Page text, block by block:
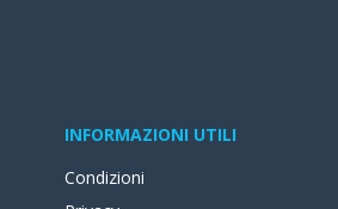
INFORMAZIONI UTILI
Condizioni